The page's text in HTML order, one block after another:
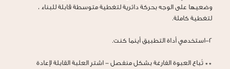
وضعيها على الوجه بحركة دائرية لتغطية متوسطة قابلة للبناء ،
لتغطية كاملة.
2-استخدمي أداة التطبيق أينما كنت.
** تُباع العبوة الفارغة بشكل منفصل - اشترِ العلبة القابلة لإعادة